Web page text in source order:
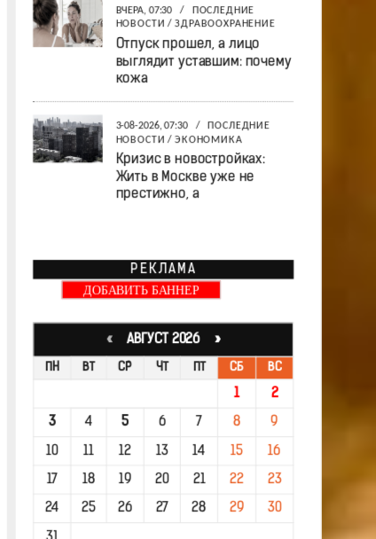
ВЧЕРА, 07:30 /
ПОСЛЕДНИЕ
НОВОСТИ / ЗДРАВООХРАНЕНИЕ
Отпуск прошел, а лицо
выглядит уставшим: почему
кожа
3-08-2026, 07:30 /
ПОСЛЕДНИЕ
НОВОСТИ / ЭКОНОМИКА
Кризис в новостройках:
Жить в Москве уже не
престижно, а
РЕКЛАМА
ДОБАВИТЬ БАННЕР
«АВГУСТ 2026 »
ПН ВТ СР ЧТ ПТ СБ ВС
1 2
3 4 5 6 7 8 9
10 11 12 13 14 15 16
17 18 19 20 21 22 23
24 25 26 27 28 29 30